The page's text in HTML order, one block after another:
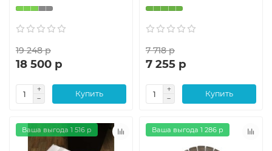
19 248 р
18 500 р
Купить
7 718 р
7 255 р
Купить
Ваша выгода 1 516 р Ваша выгода 1 286 р